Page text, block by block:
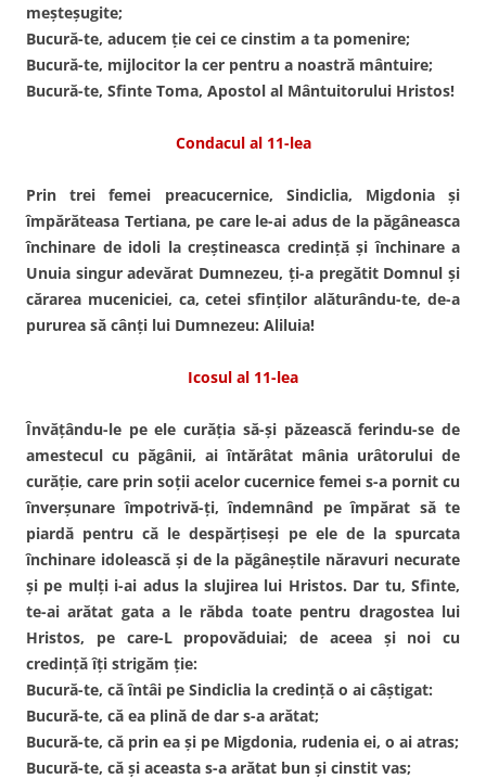
meşteşugite;
Bucură-te, aducem ţie cei ce cinstim a ta pomenire;
Bucură-te, mijlocitor la cer pentru a noastră mântuire;
Bucură-te, Sfinte Toma, Apostol al Mântuitorului Hristos!
Condacul al 11-lea
Prin trei femei preacucernice, Sindiclia, Migdonia şi
împărăteasa Tertiana, pe care le-ai adus de la păgâneasca
închinare de idoli la creştineasca credinţă şi închinare a
Unuia singur adevărat Dumnezeu, ţi-a pregătit Domnul şi
cărarea muceniciei, ca, cetei sfinţilor alăturându-te, de-a
pururea să cânţi lui Dumnezeu: Aliluia!
Icosul al 11-lea
Învăţându-le pe ele curăţia să-şi păzească ferindu-se de
amestecul cu păgânii, ai întărâtat mânia urâtorului de
curăţie, care prin soţii acelor cucernice femei s-a pornit cu
înverşunare împotrivă-ţi, îndemnând pe împărat să te
piardă pentru că le despărţiseşi pe ele de la spurcata
închinare idolească şi de la păgâneştile năravuri necurate
şi pe mulţi i-ai adus la slujirea lui Hristos. Dar tu, Sfinte,
te-ai arătat gata a le răbda toate pentru dragostea lui
Hristos, pe care-L propovăduiai; de aceea şi noi cu
credinţă îţi strigăm ţie:
Bucură-te, că întâi pe Sindiclia la credinţă o ai câştigat:
Bucură-te, că ea plină de dar s-a arătat;
Bucură-te, că prin ea şi pe Migdonia, rudenia ei, o ai atras;
Bucură-te, că şi aceasta s-a arătat bun şi cinstit vas;